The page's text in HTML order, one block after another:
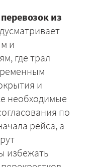
из
и
где трал
и
необходимые
по
рейса, а
избежать